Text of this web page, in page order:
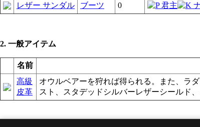
レザー サンダル
ブーツ 0
2. 一般アイテム
名前
高級
皮革
オウルベアーを狩れば得られる。また、ラ
スト、スタデッドシルバーレザーシールド